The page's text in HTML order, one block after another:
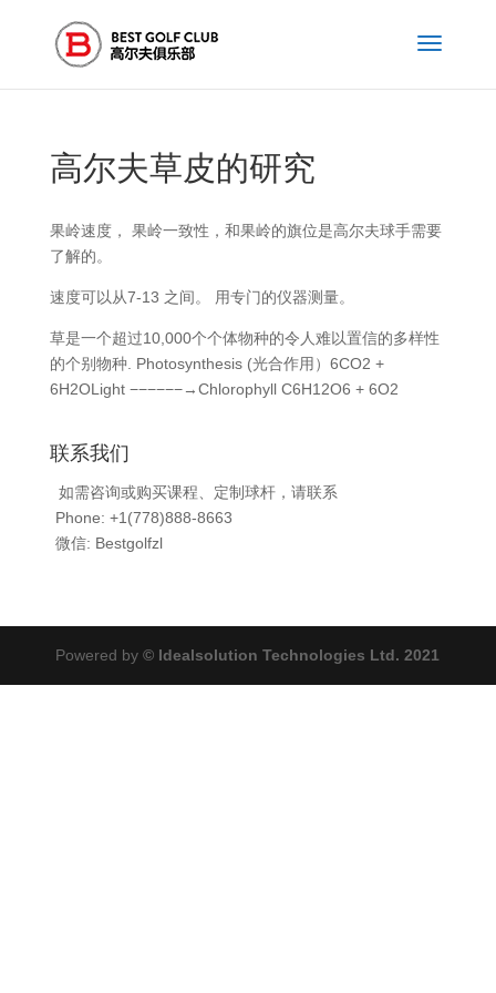
高尔夫草皮的研究
果岭速度， 果岭一致性，和果岭的旗位是高尔夫球手需要
了解的。
速度可以从7-13 之间。 用专门的仪器测量。
草是一个超过10,000个个体物种的令人难以置信的多样性
的个别物种. Photosynthesis (光合作用）6CO2 +
6H2OLight −−−−−−→Chlorophyll C6H12O6 + 6O2
联系我们
如需咨询或购买课程、定制球杆，请联系
Phone: +1(778)888-8663
微信: Bestgolfzl
Powered by© Idealsolution Technologies Ltd. 2021